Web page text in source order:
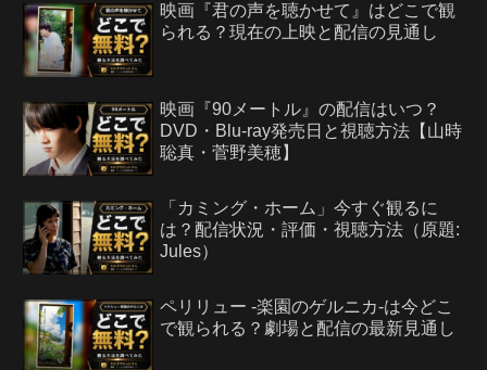
映画『君の声を聴かせて』はどこで観
られる？現在の上映と配信の見通し
映画『90メートル』の配信はいつ？
DVD・Blu-ray発売日と視聴方法【山時
聡真・菅野美穂】
「カミング・ホーム」今すぐ観るに
は？配信状況・評価・視聴方法（原題:
Jules）
ペリリュー -楽園のゲルニカ-は今どこ
で観られる？劇場と配信の最新見通し